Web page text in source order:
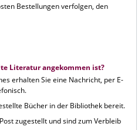
Bestellungen verfolgen, den
Literatur angekommen ist?
erhalten Sie eine Nachricht, per E-
Bücher in der Bibliothek bereit.
zugestellt und sind zum Verbleib